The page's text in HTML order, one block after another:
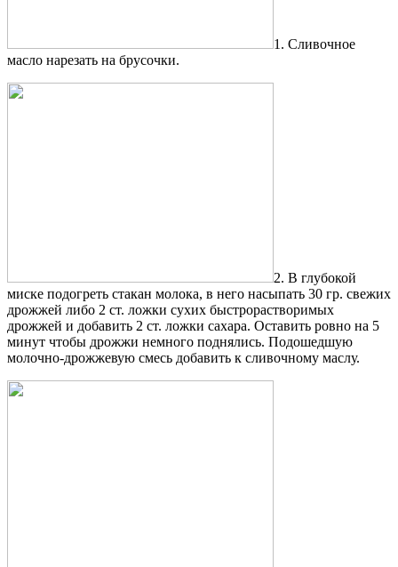
1. Сливочное
масло нарезать на брусочки.
2. В глубокой
миске подогреть стакан молока, в него насыпать 30 гр. свежих
дрожжей либо 2 ст. ложки сухих быстрорастворимых
дрожжей и добавить 2 ст. ложки сахара. Оставить ровно на 5
минут чтобы дрожжи немного поднялись. Подошедшую
молочно-дрожжевую смесь добавить к сливочному маслу.